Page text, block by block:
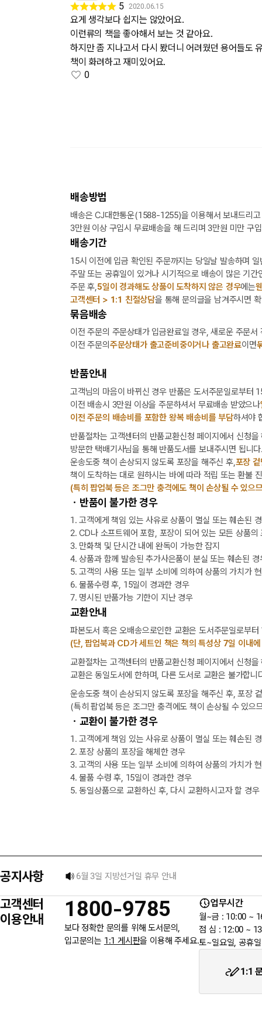
5 2020.06.15
요게 생각보다 쉽지는 않았어요.
이런류의 책을 좋아해서 보는 것 같아요.
하지만 좀 지나고서 다시 봤더니 어려웠던 용어들도
책이 화려하고 재미있어요.
0
배송방법
배송은 CJ대한통운(1588-1255)을 이용해서 보내드리
3만원 이상 구입시 무료배송을 해 드리며 3만원 미만 구
배송기간
15시 이전에 입금 확인된 주문까지는 당일날 발송하며
주말 또는 공휴일이 있거나 시기적으로 배송이 많은 기
주문 후,5일이 경과해도 상품이 도착하지 않은 경우에는
고객센터 > 1:1 친절상담을 통해 문의글을 남겨주시면
묶음배송
이전 주문의 주문상태가 입금완료일 경우, 새로운 주문
이전 주문의 주문상태가 출고준비중이거나 출고완료이면
반품안내
고객님의 마음이 바뀌신 경우 반품은 도서주문일로부터
이전 배송시 3만원 이상을 주문하셔서 무료배송 받았으나
이전 주문의 배송비를 포함한 왕복 배송비를 부담하셔야
반품절차는 고객센터의 반품교환신청 페이지에서 신청
방문한 택배기사님을 통해 반품도서를 보내주시면 됩니
운송도중 책이 손상되지 않도록 포장을 해주신 후,포장
책이 도착하는 대로 원하시는 바에 따라 적립 또는 환불
(특히 팝업북 등은 조그만 충격에도 책이 손상될 수 있으
ㆍ반품이 불가한 경우
1. 고객에게 책임 있는 사유로 상품이 멸실 또는 훼손된
2. CD나 소프트웨어 포함, 포장이 되어 있는 모든 상품의
3. 만화책 및 단시간 내에 완독이 가능한 잡지
4. 상품과 함께 발송된 추가사은품이 분실 또는 훼손된 경
5. 고객의 사용 또는 일부 소비에 의하여 상품의 가치가
6. 물품수령 후, 15일이 경과한 경우
7. 명시된 반품가능 기한이 지난 경우
교환안내
파본도서 혹은 오배송으로인한 교환은 도서주문일로부
(단, 팝업북과 CD가 세트인 책은 책의 특성상 7일 이내
교환절차는 고객센터의 반품교환신청 페이지에서 신청
교환은 동일도서에 한하며, 다른 도서로 교환은 불가합니
운송도중 책이 손상되지 않도록 포장을 해주신 후, 포장
(특히 팝업북 등은 조그만 충격에도 책이 손상될 수 있으
ㆍ교환이 불가한 경우
1. 고객에게 책임 있는 사유로 상품이 멸실 또는 훼손된
2. 포장 상품의 포장을 해체한 경우
3. 고객의 사용 또는 일부 소비에 의하여 상품의 가치가
4. 물품 수령 후, 15일이 경과한 경우
5. 동일상품으로 교환하신 후, 다시 교환하시고자 할 경
공지사항
[8월] 무이자 할부행사 안내
6월 3일 지방선거일 휴무 안내
★입금자를 찾습니다.
고객센터
이용안내
1800-9785
보다 정확한 문의를 위해 도서문의,
입고문의는 1:1 게시판을 이용해 주세요.
업무시간
월~금 : 10:00 ~
점 심 : 12:00 ~
토~일요일, 공휴
1:1